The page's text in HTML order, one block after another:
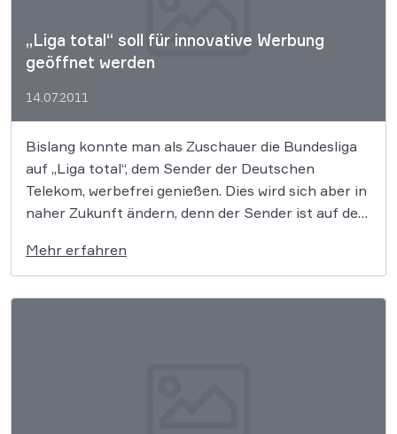
„Liga total“ soll für innovative Werbung
geöffnet werden
14.07.2011
Bislang konnte man als Zuschauer die Bundesliga
auf „Liga total“, dem Sender der Deutschen
Telekom, werbefrei genießen. Dies wird sich aber in
naher Zukunft ändern, denn der Sender ist auf der
Mehr erfahren